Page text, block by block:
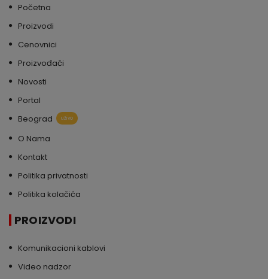
Početna
Proizvodi
Cenovnici
Proizvođači
Novosti
Portal
Beograd
uživo
O Nama
Kontakt
Politika privatnosti
Politika kolačića
PROIZVODI
Komunikacioni kablovi
Video nadzor